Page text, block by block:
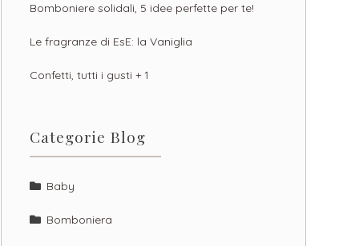
Bomboniere solidali, 5 idee perfette per te!
Le fragranze di EsE: la Vaniglia
Confetti, tutti i gusti + 1
Categorie Blog
Baby
Bomboniera